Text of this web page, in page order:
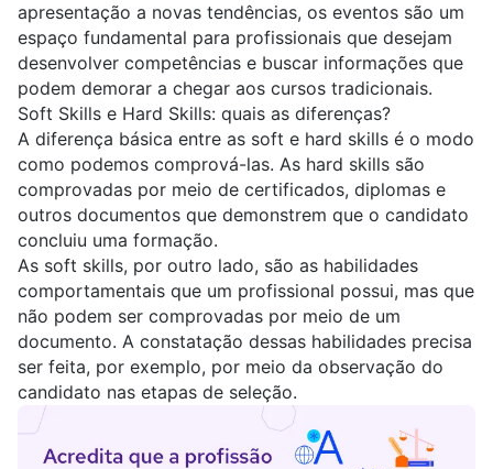
apresentação a novas tendências, os eventos são um
espaço fundamental para profissionais que desejam
desenvolver competências e buscar informações que
podem demorar a chegar aos cursos tradicionais.
Soft Skills e Hard Skills: quais as diferenças?
A diferença básica entre as soft e hard skills é o modo
como podemos comprová-las. As hard skills são
comprovadas por meio de certificados, diplomas e
outros documentos que demonstrem que o candidato
concluiu uma formação.
As soft skills, por outro lado, são as habilidades
comportamentais que um profissional possui, mas que
não podem ser comprovadas por meio de um
documento. A constatação dessas habilidades precisa
ser feita, por exemplo, por meio da observação do
candidato nas etapas de seleção.